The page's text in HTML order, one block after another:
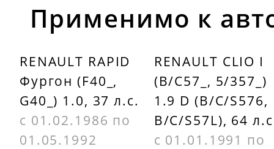
Применимо к
RENAULT RAPID
Фургон (F40_,
G40_) 1.0, 37 л.с.
с 01.02.1986 по
01.05.1992
RENAULT CLIO I
(B/C57_, 5/357_)
1.9 D (B/C/S576,
B/C/S57L), 64
с 01.01.1991 по